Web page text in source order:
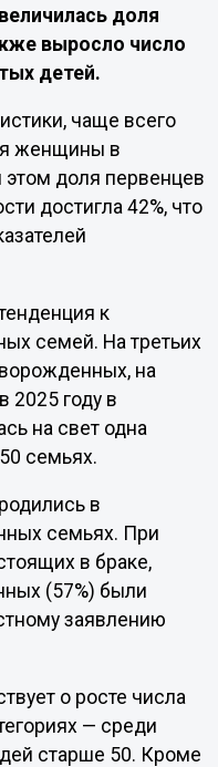
доля
выросло число
детей.
чаще всего
женщины в
этом доля первенцев
достигла 42%, что
к
семей. На третьих
на
2025 году в
на свет одна
семьях.
в
семьях. При
в браке,
(57%) были
заявлению
о росте числа
— среди
старше 50. Кроме